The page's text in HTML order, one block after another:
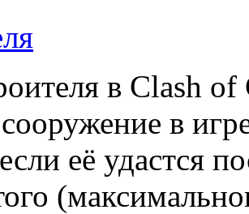
в Clash of
в
её удастся